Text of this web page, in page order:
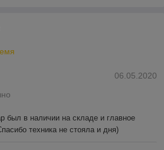
06.05.2020
был в наличии на складе и главное
техника не стояла и дня)